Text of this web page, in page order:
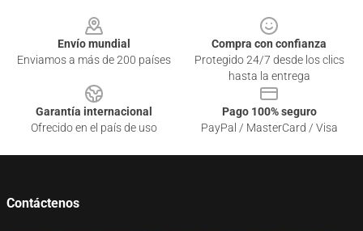
Envío mundial
Enviamos a más de 200 países
Compra con confianza
Protegido 24/7 desde los clics
hasta la entrega
Garantía internacional
Ofrecido en el país de uso
Pago 100% seguro
PayPal / MasterCard / Visa
Contáctenos